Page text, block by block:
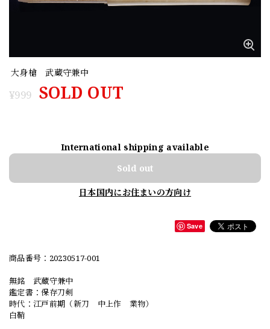
大身槍 武蔵守兼中
¥999 SOLD OUT
International shipping available
Sold out
日本国内にお住まいの方向け
Save
商品番号：20230517-001
無銘 武蔵守兼中
鑑定書：保存刀剣
時代：江戸前期（新刀 中上作 業物）
白鞘